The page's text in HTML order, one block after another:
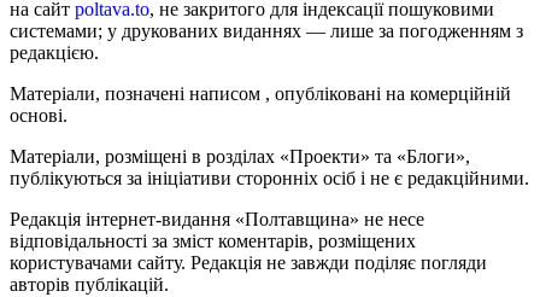
на сайт poltava.to, не закритого для індексації пошуковими
системами; у друкованих виданнях — лише за погодженням з
редакцією.
Матеріали, позначені написом , опубліковані на комерційній
основі.
Матеріали, розміщені в розділах «Проекти» та «Блоги»,
публікуються за ініціативи сторонніх осіб і не є редакційними.
Редакція інтернет-видання «Полтавщина» не несе
відповідальності за зміст коментарів, розміщених
користувачами сайту. Редакція не завжди поділяє погляди
авторів публікацій.